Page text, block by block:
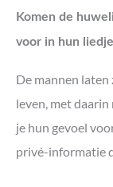
Komen de
voor in hun
De mannen
leven, met
je hun gevoel
privé-informatie